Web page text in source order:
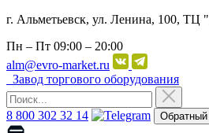
г. Альметьевск, ул. Ленина, 100, ТЦ
Пн – Пт 09:00 – 20:00
alm@evro-market.ru
Завод торгового оборудования
8 800 302 32 14 Обратный